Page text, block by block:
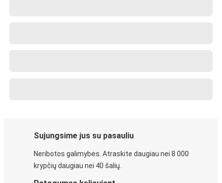
Sujungsime jus su pasauliu
Neribotos galimybės. Atraskite daugiau nei 8 000
krypčių daugiau nei 40 šalių.